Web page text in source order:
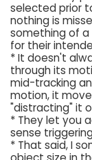
selected prior
nothing is
something of a
for their
* It doesn't
through its
mid-tracking
motion, it
"distracting" it
* They let you
sense
* That said, I